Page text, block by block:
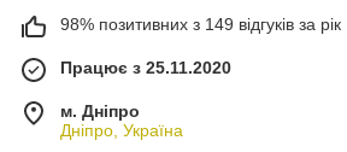
98% позитивних з 149 відгуків за рік
Працює з 25.11.2020
м. Дніпро
Дніпро, Україна